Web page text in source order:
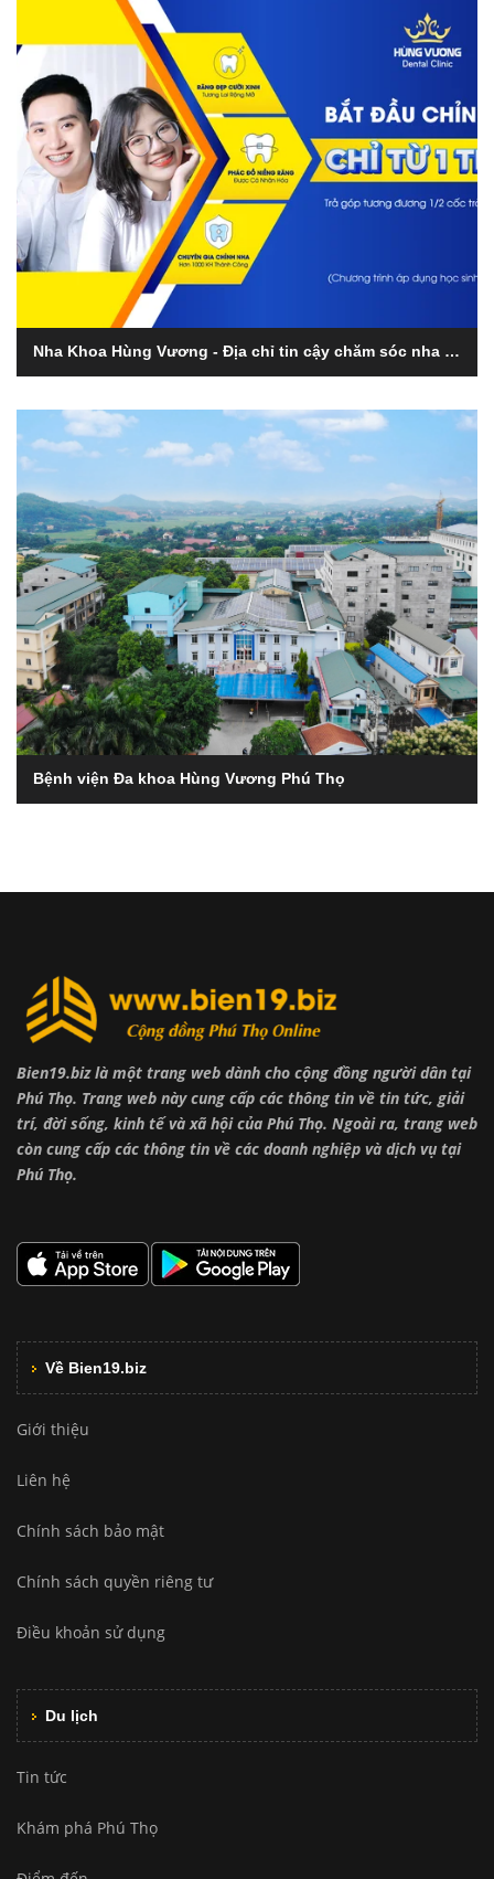
Nha Khoa Hùng Vương - Địa chỉ tin cậy chăm sóc nha khoa tại Phú Thọ
Bệnh viện Đa khoa Hùng Vương Phú Thọ
Bien19.biz là một trang web dành cho cộng đồng người dân tại
Phú Thọ. Trang web này cung cấp các thông tin về tin tức, giải
trí, đời sống, kinh tế và xã hội của Phú Thọ. Ngoài ra, trang web
còn cung cấp các thông tin về các doanh nghiệp và dịch vụ tại
Phú Thọ.
Về Bien19.biz
Giới thiệu
Liên hệ
Chính sách bảo mật
Chính sách quyền riêng tư
Điều khoản sử dụng
Du lịch
Tin tức
Khám phá Phú Thọ